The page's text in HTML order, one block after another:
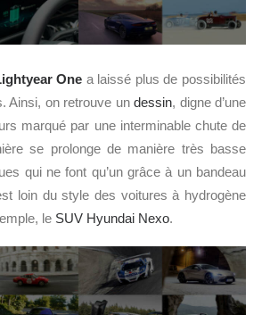
One a laissé plus de possibilités
Ainsi, on retrouve undessin, digne d’une
marqué par une interminable chute de
se prolonge de manière très basse
qui ne font qu’un grâce à un bandeau
loin du style des voitures à hydrogène
le SUV Hyundai Nexo.